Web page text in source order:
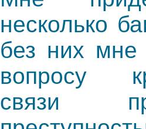
несколько
без них мне
вопросу
связи